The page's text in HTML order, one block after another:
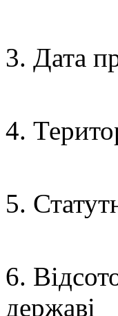
3. Дата
4.
5.
6.
державі